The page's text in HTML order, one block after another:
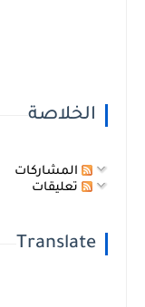
الخلاصة
المشاركات
تعليقات
Translate